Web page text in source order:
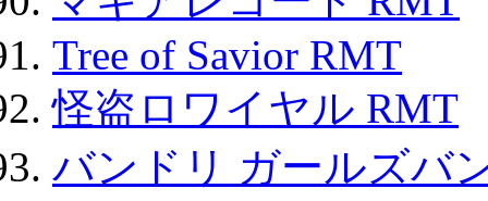
Tree of Savior RMT
怪盗ロワイヤル RMT
バンドリ ガールズバ